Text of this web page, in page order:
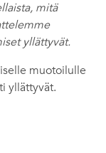
mitä
yllättyvät.
muotoilulle
yllättyvät.